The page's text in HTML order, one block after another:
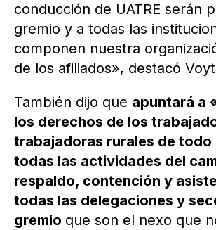
conducción de UATRE serán
gremio y a todas las
componen nuestra
de los afiliados», destacó
También dijo que apuntará a
los derechos de los
trabajadoras rurales de todo
todas las actividades del
respaldo, contención y
todas las delegaciones y
gremio que son el nexo que